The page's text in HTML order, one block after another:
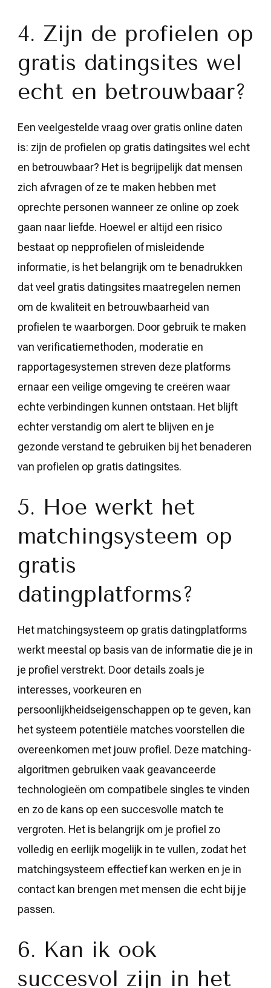
4. Zijn de profielen op
gratis datingsites wel
echt en betrouwbaar?
Een veelgestelde vraag over gratis online daten
is: zijn de profielen op gratis datingsites wel echt
en betrouwbaar? Het is begrijpelijk dat mensen
zich afvragen of ze te maken hebben met
oprechte personen wanneer ze online op zoek
gaan naar liefde. Hoewel er altijd een risico
bestaat op nepprofielen of misleidende
informatie, is het belangrijk om te benadrukken
dat veel gratis datingsites maatregelen nemen
om de kwaliteit en betrouwbaarheid van
profielen te waarborgen. Door gebruik te maken
van verificatiemethoden, moderatie en
rapportagesystemen streven deze platforms
ernaar een veilige omgeving te creëren waar
echte verbindingen kunnen ontstaan. Het blijft
echter verstandig om alert te blijven en je
gezonde verstand te gebruiken bij het benaderen
van profielen op gratis datingsites.
5. Hoe werkt het
matchingsysteem op
gratis
datingplatforms?
Het matchingsysteem op gratis datingplatforms
werkt meestal op basis van de informatie die je in
je profiel verstrekt. Door details zoals je
interesses, voorkeuren en
persoonlijkheidseigenschappen op te geven, kan
het systeem potentiële matches voorstellen die
overeenkomen met jouw profiel. Deze matching-
algoritmen gebruiken vaak geavanceerde
technologieën om compatibele singles te vinden
en zo de kans op een succesvolle match te
vergroten. Het is belangrijk om je profiel zo
volledig en eerlijk mogelijk in te vullen, zodat het
matchingsysteem effectief kan werken en je in
contact kan brengen met mensen die echt bij je
passen.
6. Kan ik ook
succesvol zijn in het